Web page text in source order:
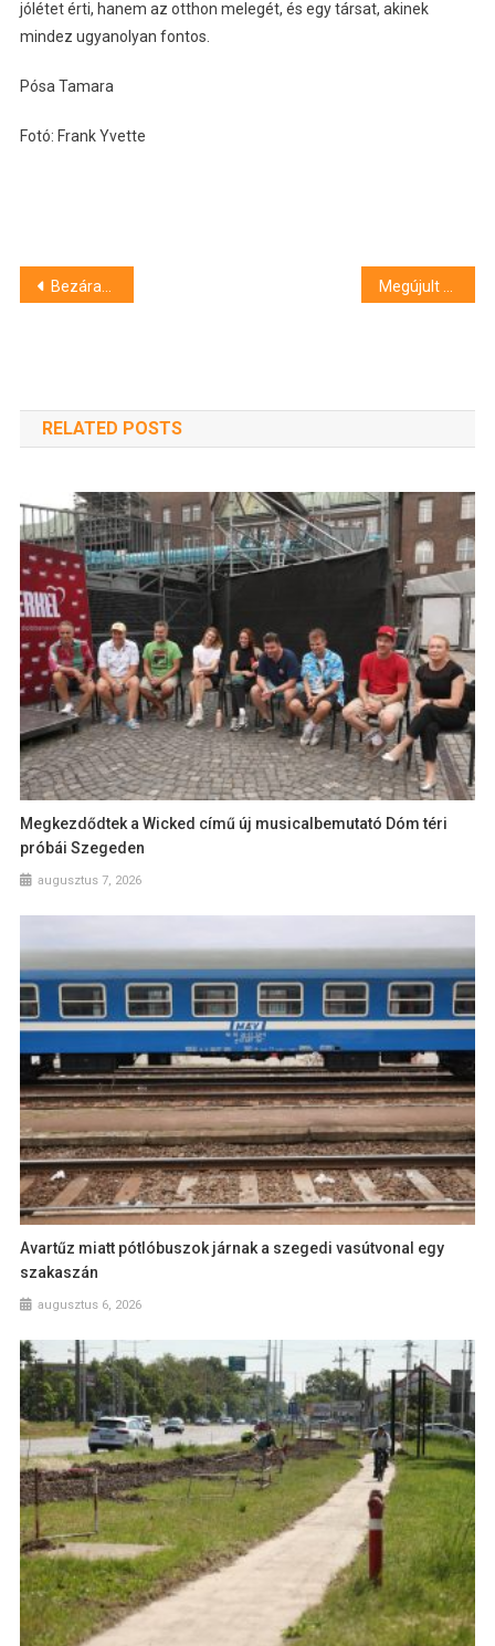
jólétet érti, hanem az otthon melegét, és egy társat, akinek
mindez ugyanolyan fontos.
Pósa Tamara
Fotó: Frank Yvette
Bejegyzés
Bezáratták a cukrászdáját, pár órával később meghalt Szamos Miklós
RELATED POSTS
Megkezdődtek a Wicked című új musicalbemutató Dóm téri
próbái Szegeden
augusztus 7, 2026
Avartűz miatt pótlóbuszok járnak a szegedi vasútvonal egy
szakaszán
augusztus 6, 2026